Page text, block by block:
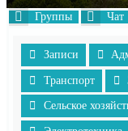
Группы Чат
Записи
Транспорт
Сельское